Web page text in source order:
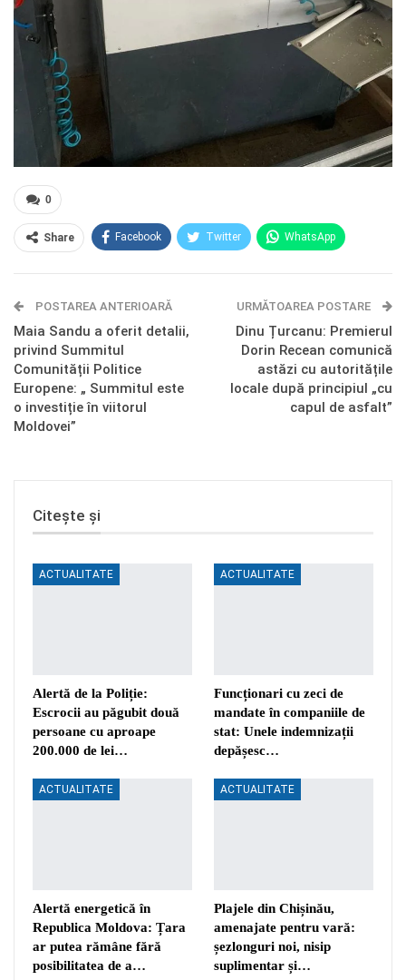
0
Share Facebook Twitter WhatsApp
Telegram OK.ru
POSTAREA ANTERIOARĂ
Maia Sandu a oferit detalii,
privind Summitul
Comunității Politice
Europene: „ Summitul este
o investiție în viitorul
Moldovei”
URMĂTOAREA POSTARE
Dinu Țurcanu: Premierul
Dorin Recean comunică
astăzi cu autoritățile
locale după principiul „cu
capul de asfalt”
Citește și
ACTUALITATE
Alertă de la Poliție:
Escrocii au păgubit două
persoane cu aproape
200.000 de lei…
ACTUALITATE
Funcționari cu zeci de
mandate în companiile de
stat: Unele indemnizații
depășesc…
ACTUALITATE
Alertă energetică în
Republica Moldova: Țara
ar putea rămâne fără
posibilitatea de a…
ACTUALITATE
Plajele din Chișinău,
amenajate pentru vară:
șezlonguri noi, nisip
suplimentar și…